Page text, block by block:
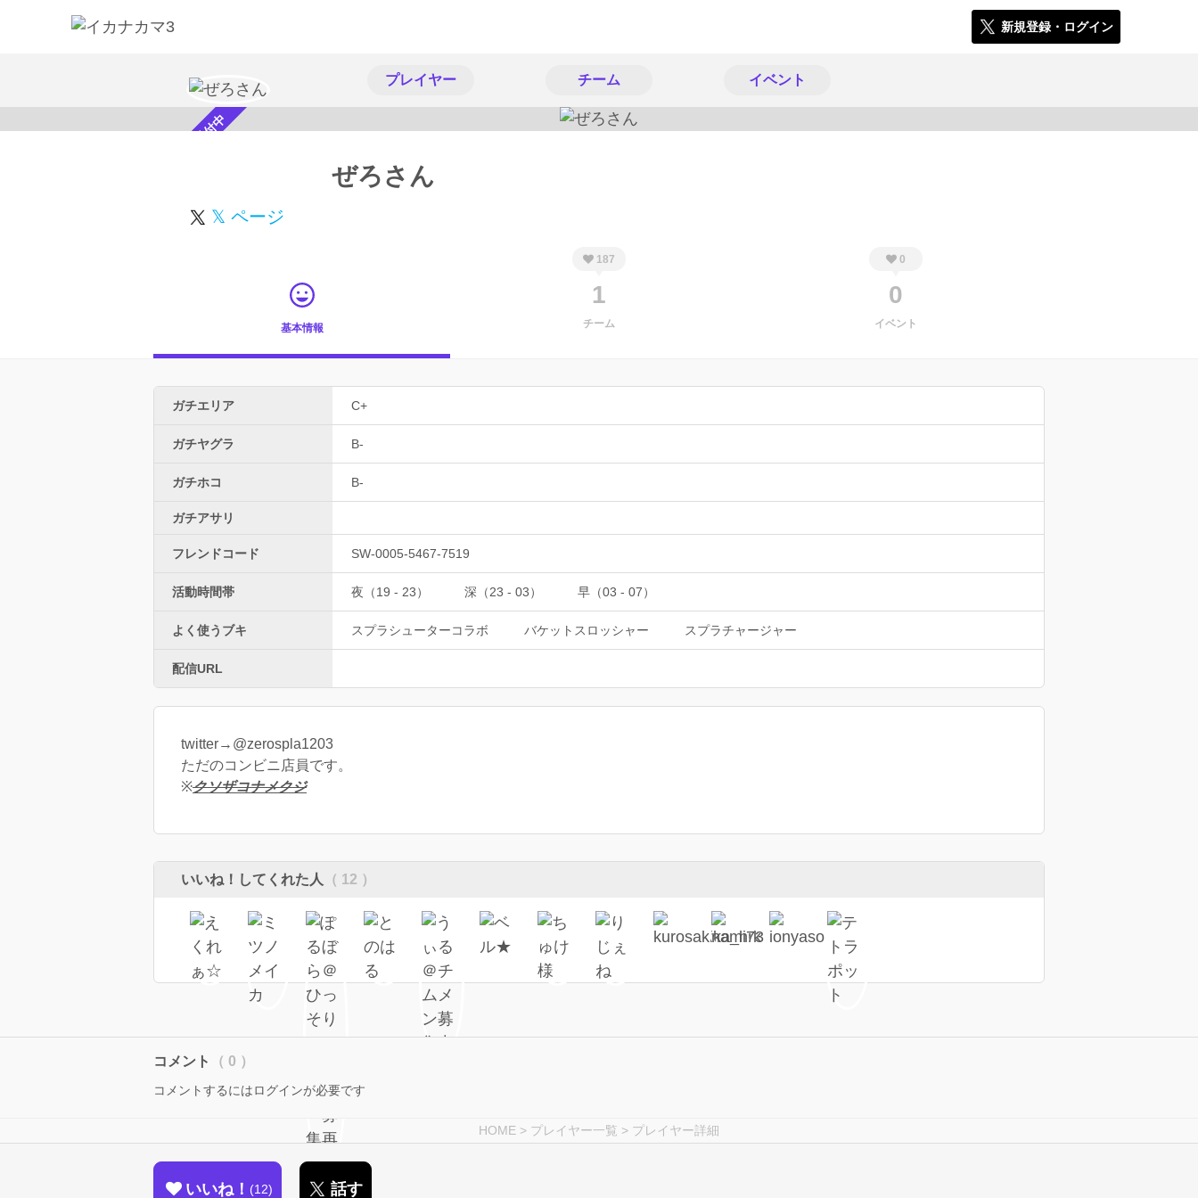
新規登録・ログイン
プレイヤー チーム イベント
スカウト受付中 ぜろさん
𝕏 ページ
基本情報
187
1
チーム
0
0
イベント
ガチエリア C+
ガチヤグラ B-
ガチホコ B-
ガチアサリ
フレンドコード SW-0005-5467-7519
活動時間帯 夜（19 - 23） 深（23 - 03） 早（03 - 07）
よく使うブキ スプラシューターコラボ バケットスロッシャー スプラチャージャー
配信URL
twitter→@zerospla1203
ただのコンビニ店員です。
※クソザコナメクジ
いいね！してくれた人 （ 12 ）
コメント （ 0 ）
コメントするにはログインが必要です
HOME > プレイヤー一覧 > プレイヤー詳細
いいね！ 12 話す